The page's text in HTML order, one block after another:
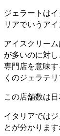
ジェラートは
リアでいうア
アイスクリー
が多いのに対
専門店を意味
くのジェラテ
この店舗数は
イタリアでは
とが分かります